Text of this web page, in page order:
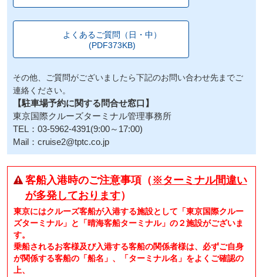
よくあるご質問（日・中）
(PDF373KB)
その他、ご質問がございましたら下記のお問い合わせ先までご
連絡ください。
【駐車場予約に関する問合せ窓口】
東京国際クルーズターミナル管理事務所
TEL：03-5962-4391(9:00～17:00)
Mail：cruise2@tptc.co.jp
客船入港時のご注意事項（ ※ターミナル間違い
が多発しております）
東京にはクルーズ客船が入港する施設として「東京国際クルー
ズターミナル」と「晴海客船ターミナル」の２施設がございま
す。
乗船されるお客様及び入港する客船の関係者様は、必ずご自身
が関係する客船の「船名」、「ターミナル名」をよくご確認の
上、